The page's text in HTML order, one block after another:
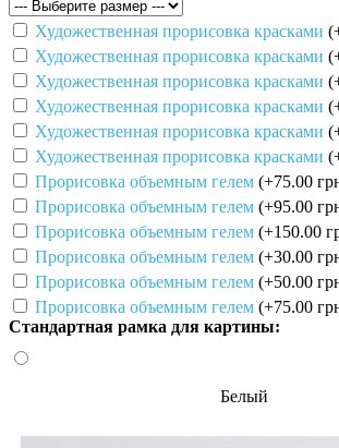
Художественная прорисовка красками
Художественная прорисовка красками
Художественная прорисовка красками
Художественная прорисовка красками
Художественная прорисовка красками
Художественная прорисовка красками
Прорисовка объемным гелем (+75.00
Прорисовка объемным гелем (+95.00
Прорисовка объемным гелем (+150.00
Прорисовка объемным гелем (+30.00
Прорисовка объемным гелем (+50.00
Прорисовка объемным гелем (+75.00
Стандартная рамка для картины:
Белый